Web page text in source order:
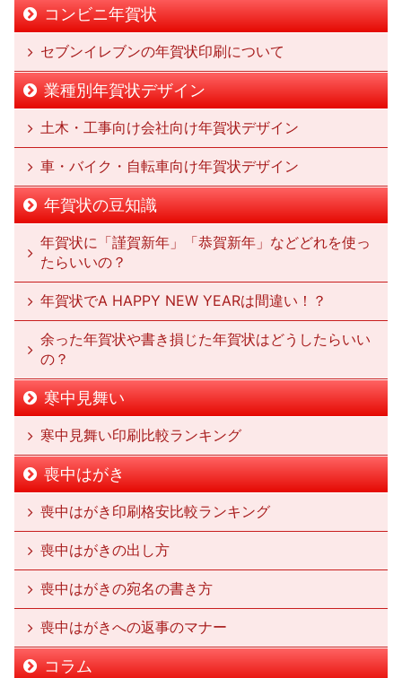
コンビニ年賀状
セブンイレブンの年賀状印刷について
業種別年賀状デザイン
土木・工事向け会社向け年賀状デザイン
車・バイク・自転車向け年賀状デザイン
年賀状の豆知識
年賀状に「謹賀新年」「恭賀新年」などどれを使っ
たらいいの？
年賀状でA HAPPY NEW YEARは間違い！？
余った年賀状や書き損じた年賀状はどうしたらいい
の？
寒中見舞い
寒中見舞い印刷比較ランキング
喪中はがき
喪中はがき印刷格安比較ランキング
喪中はがきの出し方
喪中はがきの宛名の書き方
喪中はがきへの返事のマナー
コラム